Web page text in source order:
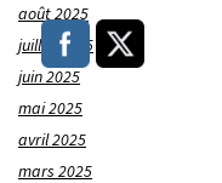
août 2025
juillet 2025
juin 2025
mai 2025
avril 2025
mars 2025